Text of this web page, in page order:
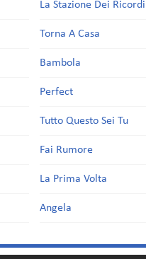
La Stazione Dei Ricordi
Torna A Casa
Bambola
Perfect
Tutto Questo Sei Tu
Fai Rumore
La Prima Volta
Angela